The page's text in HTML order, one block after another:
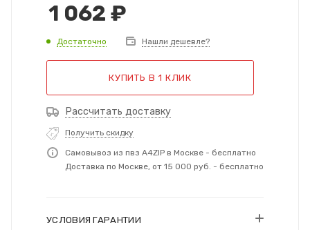
1 062 ₽
Достаточно Нашли дешевле?
КУПИТЬ В 1 КЛИК
Рассчитать доставку
Получить скидку
Самовывоз из пвз A4ZIP в Москве - бесплатно
Доставка по Москве, от 15 000 руб. - бесплатно
УСЛОВИЯ ГАРАНТИИ